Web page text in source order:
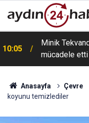
10:05
Minik
mücadele etti
Anasayfa Çevre
koyunu temizlediler